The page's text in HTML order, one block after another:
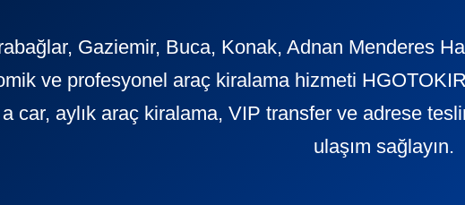
Gaziemir, Buca, Konak, Adnan Menderes
ve profesyonel araç kiralama hizmeti
car, aylık araç kiralama, VIP transfer ve adrese
ulaşım sağlayın.